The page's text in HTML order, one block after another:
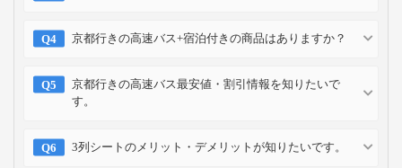
京都行きの高速バス+宿泊付きの商品はありますか？
京都行きの高速バス最安値・割引情報を知りたいで
す。
3列シートのメリット・デメリットが知りたいです。